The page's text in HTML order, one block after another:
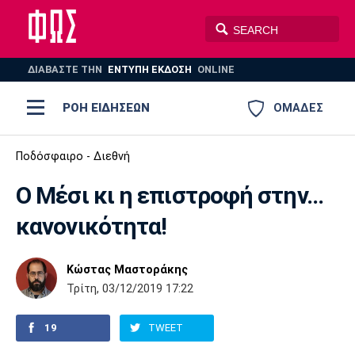
ΔΙΑΒΑΣΤΕ THN ΕΝΤΥΠΗ ΕΚΔΟΣΗ ONLINE
ΟΜΑΔΕΣ
ΡΟΗ ΕΙΔΗΣΕΩΝ
ΠΟΔΟΣΦΑΙΡΟ
ΠΟΛΟ
AUTO-MOTO PLUS
Ποδόσφαιρο
Super League 1
Super League 2
Γ Εθνική
Ελλάδα
Μπάσκετ
Ελλάδα
Εθνική
EuroLeague
Ολυμπιακοί Αγώνες
Βόλεϊ
Πόλο
Ολυμπιακός
Παναθηναϊκός Ατρόμητος
Ποδόσφαιρο - Διεθνή
O Mέσι κι η επιστροφή στην...
κανονικότητα!
Κώστας Μαστοράκης
Τρίτη, 03/12/2019 17:22
19 TWEET